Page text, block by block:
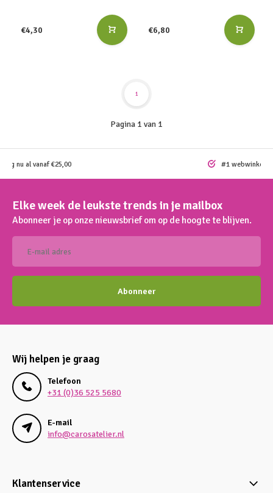
€4,30 €6,80
Pagina 1 van 1
1
nu al vanaf €25,00 #1 webwinkel
Elke week de leukste trends in je mailbox
Abonneer je op onze nieuwsbrief om op de hoogte te blijven.
Abonneer
Wij helpen je graag
Telefoon
+31 (0)36 525 5680
E-mail
info@carosatelier.nl
Klantenservice